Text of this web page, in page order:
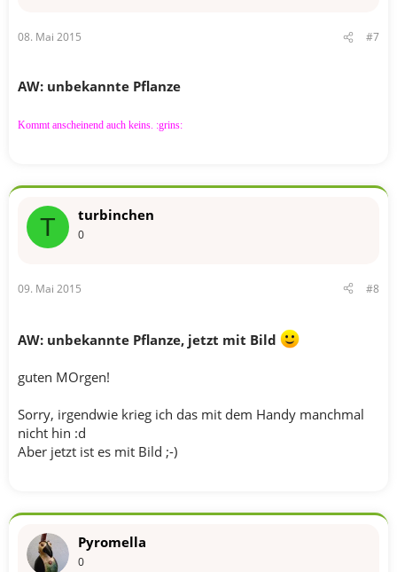
08. Mai 2015 #7
AW: unbekannte Pflanze
Kommt anscheinend auch keins. :grins:
T turbinchen
0
09. Mai 2015 #8
AW: unbekannte Pflanze, jetzt mit Bild
guten MOrgen!
Sorry, irgendwie krieg ich das mit dem Handy manchmal
nicht hin :d
Aber jetzt ist es mit Bild ;-)
Pyromella
0